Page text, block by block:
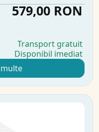
579,00 RON
Transport gratuit
Disponibil imediat